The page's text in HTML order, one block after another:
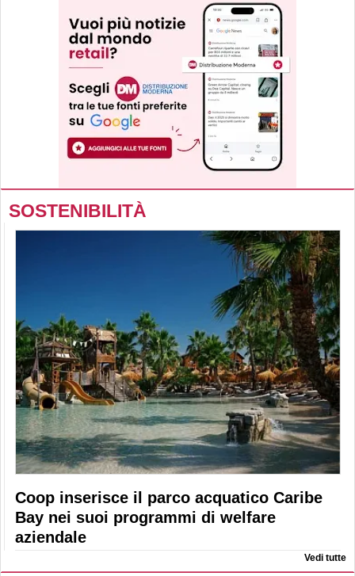
SOSTENIBILITÀ
Coop inserisce il parco acquatico Caribe
Bay nei suoi programmi di welfare
aziendale
Vedi tutte